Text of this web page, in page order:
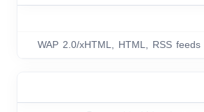
WAP 2.0/xHTML, HTML, RSS feeds